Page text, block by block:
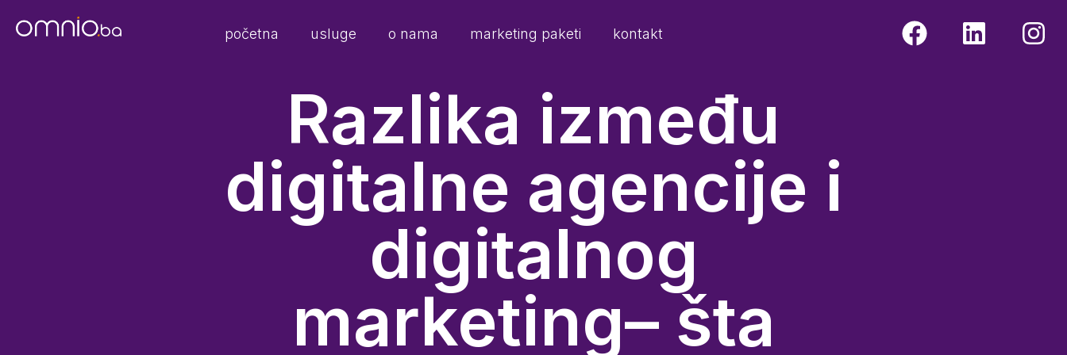
početna usluge o nama marketing paketi kontakt
Razlika između
digitalne agencije i
digitalnog
marketing– šta